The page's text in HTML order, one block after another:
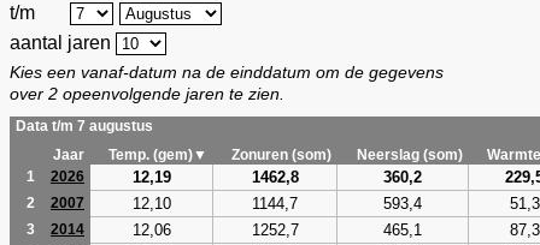
t/m
aantal jaren
Kies een vanaf-datum na de einddatum om de gegevens
over 2 opeenvolgende jaren te zien.
Data t/m 7 augustus
Jaar
Temp. (gem)▼ Zonuren (som) Neerslag (som)
1
2026 12,19 1462,8 360,2
2 2007 12,10 1144,7 593,4 51,3
3 2014 12,06 1252,7 465,1 87,3